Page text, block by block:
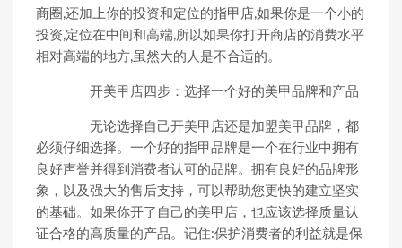
商圈,还加上你的投资和定位的指甲店,如果你是一个小的
投资,定位在中间和高端,所以如果你打开商店的消费水平
相对高端的地方,虽然大的人是不合适的。
开美甲店四步：选择一个好的美甲品牌和产品
无论选择自己开美甲店还是加盟美甲品牌，都
必须仔细选择。一个好的指甲品牌是一个在行业中拥有
良好声誉并得到消费者认可的品牌。拥有良好的品牌形
象，以及强大的售后支持，可以帮助您更快的建立坚实
的基础。如果你开了自己的美甲店，也应该选择质量认
证合格的高质量的产品。记住:保护消费者的利益就是保